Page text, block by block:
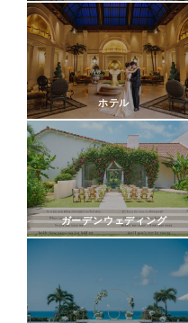
ホテル
ガーデンウェディング